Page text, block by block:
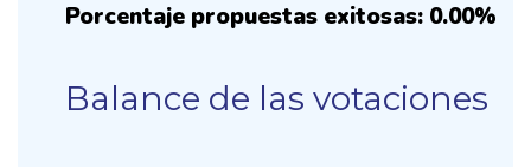
Porcentaje propuestas exitosas: 0.00%
Balance de las votaciones